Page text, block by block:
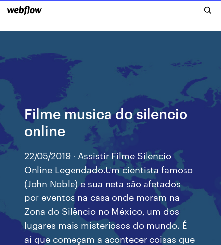
Filme musica do silencio
online
22/05/2019 · Assistir Filme Silencio
Online Legendado.Um cientista famoso
(John Noble) e sua neta são afetados
por eventos na casa onde moram na
Zona do Silêncio no México, um dos
lugares mais misteriosos do mundo. É
aí que começam a acontecer coisas que